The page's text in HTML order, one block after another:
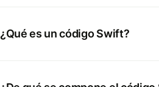
¿Qué es un código Swift?